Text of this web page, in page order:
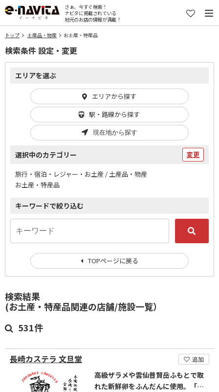
さぁ、今すぐ検索！
ナビタに掲載されている
地元のお店の情報が満載！
トップ 土産品・物産 お土産・特産品
検索結果
(お土産・特産品関連の店舗/施設一覧）
531件
長崎カステラ 文旦堂 追加
高級ザラメや雲仙普賢岳ふもとで取
れた新鮮卵をふんだんに使用。「手
検索条件 設定・変更
エリアを選ぶ
エリアから探す
駅・路線から探す
現在地から探す
選択中のカテゴリー 変更
旅行・宿泊・レジャー・お土産 / 土産品・物産
お土産・特産品
キーワードで絞り込む
TOPページに戻る